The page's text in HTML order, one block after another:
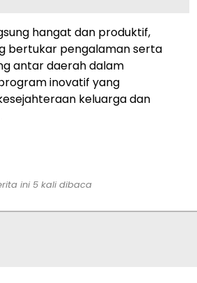
hangat dan produktif,
bertukar pengalaman serta
antar daerah dalam
inovatif yang
keluarga dan
ini 5 kali dibaca